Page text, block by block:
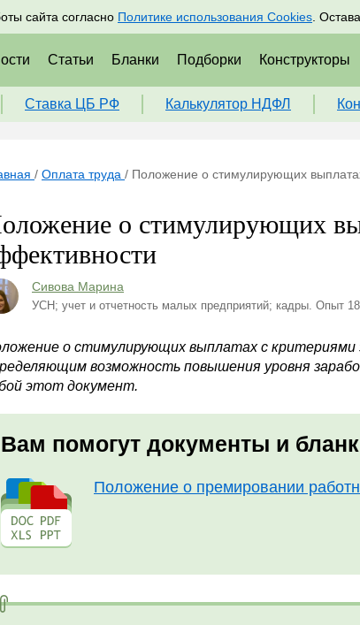
сайта согласно Политике использования Cookies .
и кадрам Подписаться
Статьи Бланки Подборки Конструкторы
Ставка ЦБ РФ Калькулятор НДФЛ
/ Оплата труда / Положение о стимулирующих
о стимулирующих
Сивова Марина
УСН; учет и отчетность малых предприятий; кадры. Опыт
о стимулирующих выплатах с
возможность повышения уровня
этот документ.
Вам помогут документы и
Положение о премировании